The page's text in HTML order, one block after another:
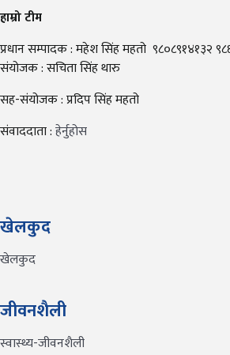
हाम्रो टीम
प्रधान सम्पादक : महेश सिंह महतो ९८०८९१४१३२
संयोजक : सचिता सिंह थारु
सह-संयोजक : प्रदिप सिंह महतो
संवाददाता :हेर्नुहोस
खेलकुद
खेलकुद
जीवनशैली
स्वास्थ्य-जीवनशैली